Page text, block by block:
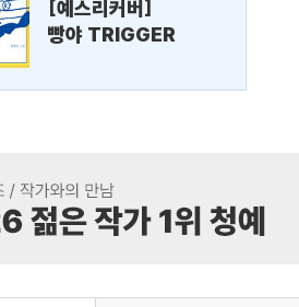
[예스리커버]
빵야 TRIGGER